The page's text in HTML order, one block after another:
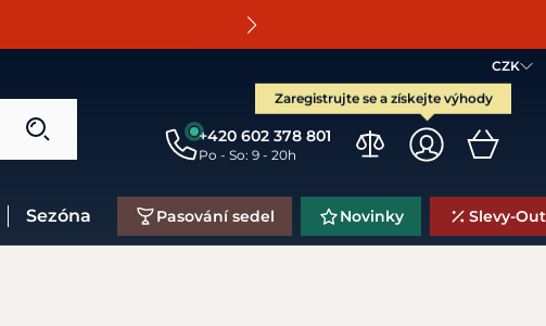
CZK
Zaregistrujte se a získejte výhody
+420 602 378 801
Po - So: 9 - 20h
Sezóna Pasování sedel Novinky Slevy-